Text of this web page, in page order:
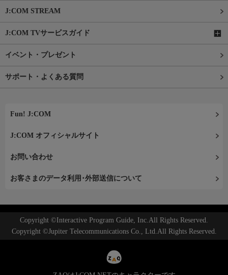
J:COM STREAM
J:COM TVサービスガイド
イベント・プレゼント
サポート・よくある質問
Fun! J:COM
J:COM オフィシャルサイト
お問い合わせ
お客さまのデータ利用･外部送信について
Copyright ©Interactive Program Guide, Inc.All Rights Reserved.
Copyright ©Jupiter Telecommunications Co., Ltd.All Rights Reserved.